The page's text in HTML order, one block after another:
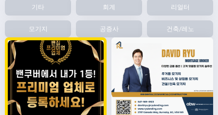
기타 회계 리얼터
모기지 공증사 건축/레노